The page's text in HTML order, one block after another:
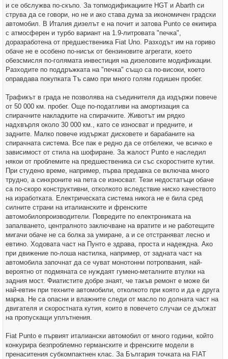
и се обслужва по-скъпо. За топмодификациите HGT и Abarth си
струва да се говори, но не и ако става дума за икономичен градски
автомобил. В Италия дизелът е на почит и затова Punto се екипира
с атмосферен и турбо вариант на 1.9-литровата "печка",
доразработена от предшественика Fiat Uno. Разходът им на гориво
обаче не е особено по-нисък от бензиновите агрегати, което
обезсмисля по-голямата инвестиция на дизеловите модификации.
Разходите по поддръжката на "печка" също са по-високи, което
оправдава покупката Tъ само при много голям годишен пробег.
Трафикът в града не позволява на съединителя да издържи повече
от 50 000 км. пробег. Още по-податливи на амортизация са
спирачните накладките на спирачките. Животът им рядко
надхвърля около 30 000 км., като се износват и предните, и
задните. Малко повече издържат дисковете и барабаните на
спирачната система. Все пак е редно да се отбележи, че всичко е
зависимост от стила на шофиране. За жалост Punto е наследил
някои от проблемите на предшественика си със скоростните кутии.
При студено време, например, първа предавка се включва много
трудно, а синхроните на пета се износват. Тези недостатъци обаче
са по-скоро конструктивни, отколкото вследствие ниско качеството
на изработката. Електрическата система никога не е била сред
силните страни на италианските и френските
автомобилопроизводители. Повредите по електрониката на
запалването, централното заключване на вратите и не работещите
мигачи обаче не са болка за умиране, а и се отстраняват лесно и
евтино. Ходовата част на Пунто е здрава, проста и надеждна. Ако
при движение по-лоша настилка, например, от задната част на
автомобила започнат да се чуват монотонни потропвания, най-
вероятно от подмяната се нуждаят гумено-металните втулки на
задния мост. Фиатистите добре знаят, че такъв ремонт е може би
най-евтин при техните автомобили, отколкото при която и да е друга
марка. Не са опасни и влажните следи от масло по долната част на
двигателя и скоростната кутия, които в повечето случаи се дължат
на пропускащи уплътнения.
Fiat Punto е първият италиански автомобил от много години, който
конкурира безпроблемно германските и френските модели в
пренаситения субкомпактнен клас. За България точката на FIAT